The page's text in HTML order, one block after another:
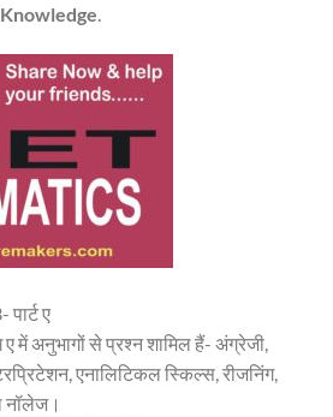
.
ए
ए में अनुभागों से प्रश्न शामिल हैं- अंग्रेजी,
एनालिटिकल स्किल्स, रीजनिंग,
नॉलेज।